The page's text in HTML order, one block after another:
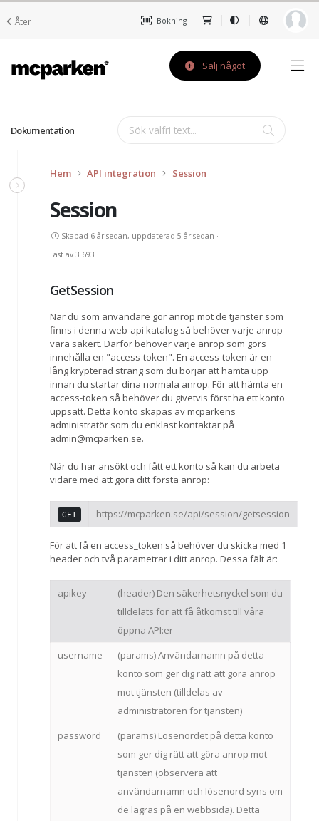
Åter Bokning
Sälj något
Dokumentation
Hem API integration Session
Session
Skapad 6 år sedan, uppdaterad 5 år sedan ·
Läst av 3 693
GetSession
När du som användare gör anrop mot de tjänster som
finns i denna web-api katalog så behöver varje anrop
vara säkert. Därför behöver varje anrop som görs
innehålla en "access-token". En access-token är en
lång krypterad sträng som du börjar att hämta upp
innan du startar dina normala anrop. För att hämta en
access-token så behöver du givetvis först ha ett konto
uppsatt. Detta konto skapas av mcparkens
administratör som du enklast kontaktar på
admin@mcparken.se.
När du har ansökt och fått ett konto så kan du arbeta
vidare med att göra ditt första anrop:
GET https://mcparken.se/api/session/getsession
För att få en access_token så behöver du skicka med 1
header och två parametrar i ditt anrop. Dessa fält är:
apikey
(header) Den säkerhetsnyckel som du
tilldelats för att få åtkomst till våra
öppna API:er
username
(params) Användarnamn på detta
konto som ger dig rätt att göra anrop
mot tjänsten (tilldelas av
administratören för tjänsten)
password
(params) Lösenordet på detta konto
som ger dig rätt att göra anrop mot
tjänsten (observera att
användarnamn och lösenord syns om
de lagras på en webbsida). Detta